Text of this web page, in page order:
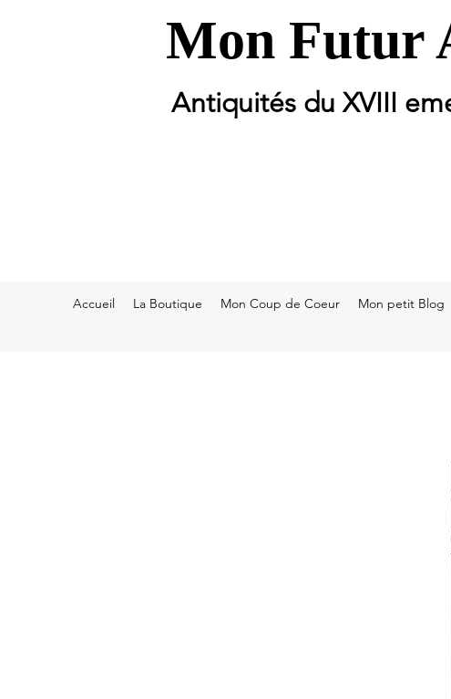
Mon Futur
Antiquités du XVIII
Accueil La Boutique Mon Coup de Coeur Mon petit Blog